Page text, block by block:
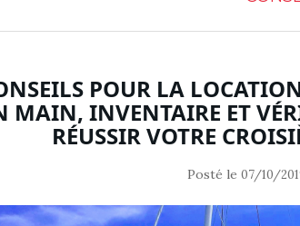
POUR LA
MAIN, INVENTAIRE ET
RÉUSSIR VOTRE
Posté le 07/10/